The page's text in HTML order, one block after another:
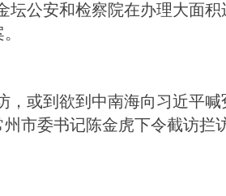
公安和检察院在办理大面积
或到欲到中南海向习近平喊
市委书记陈金虎下令截访拦